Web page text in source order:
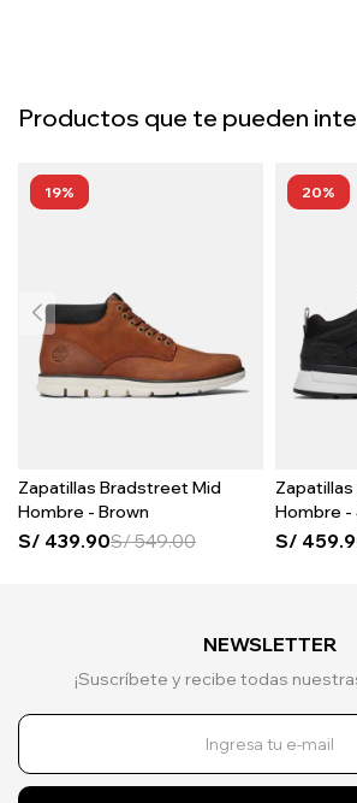
Productos que te pueden
19
Zapatillas Bradstreet Mid
Hombre - Brown
S/ 439.90S/549.00
20
Hombre -
S/
NEWSLETTER
¡Suscríbete y recibe todas